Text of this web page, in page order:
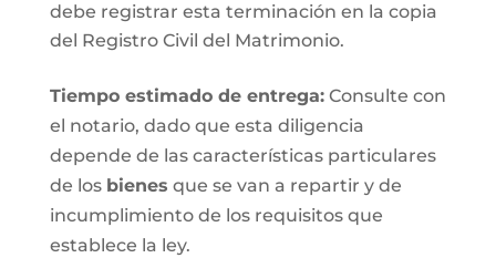
debe registrar esta terminación en la copia
del Registro Civil del Matrimonio.
Tiempo estimado de entrega:Consulte con
el notario, dado que esta diligencia
depende de las características particulares
de los bienes que se van a repartir y de
incumplimiento de los requisitos que
establece la ley.